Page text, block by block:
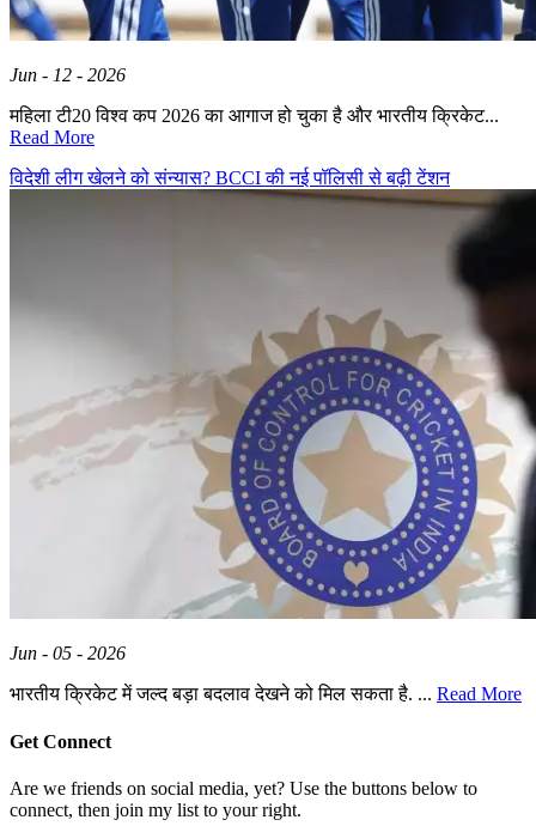
Jun - 12 - 2026
महिला टी20 विश्व कप 2026 का आगाज हो चुका है और भारतीय क्रिकेट...
Read More
विदेशी लीग खेलने को संन्यास? BCCI की नई पॉलिसी से बढ़ी टेंशन
Jun - 05 - 2026
भारतीय क्रिकेट में जल्द बड़ा बदलाव देखने को मिल सकता है. ... Read More
Get Connect
Are we friends on social media, yet? Use the buttons below to
connect, then join my list to your right.